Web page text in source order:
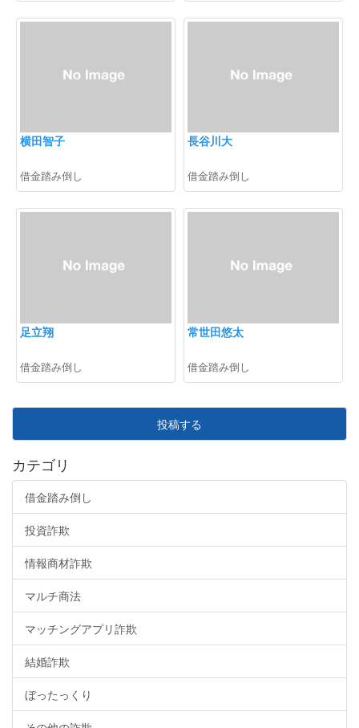
横田智子
借金踏み倒し
長谷川大
借金踏み倒し
足立翔
借金踏み倒し
常世田悠太
借金踏み倒し
投稿する
カテゴリ
借金踏み倒し
投資詐欺
情報商材詐欺
マルチ商法
マッチングアプリ詐欺
結婚詐欺
ぼったっくり